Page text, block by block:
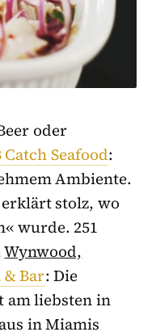
oder
Catch Seafood:
Ambiente.
stolz, wo
wurde. 251
Wynwood,
Bar: Die
am liebsten in
in Miamis